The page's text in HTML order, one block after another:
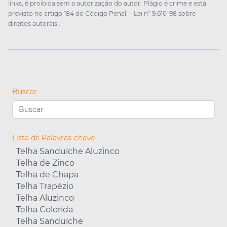
links, é proibida sem a autorização do autor. Plágio é crime e está
previsto no artigo 184 do Código Penal. – Lei n° 9.610-98 sobre
direitos autorais .
Buscar
Lista de Palavras-chave
Telha Sanduíche Aluzinco
Telha de Zinco
Telha de Chapa
Telha Trapézio
Telha Aluzinco
Telha Colorida
Telha Sanduíche